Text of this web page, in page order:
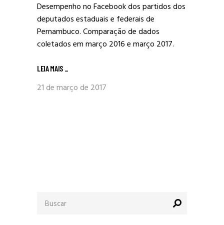
Desempenho no Facebook dos partidos dos
deputados estaduais e federais de
Pernambuco. Comparação de dados
coletados em março 2016 e março 2017.
LEIA MAIS _
21 de março de 2017
por: